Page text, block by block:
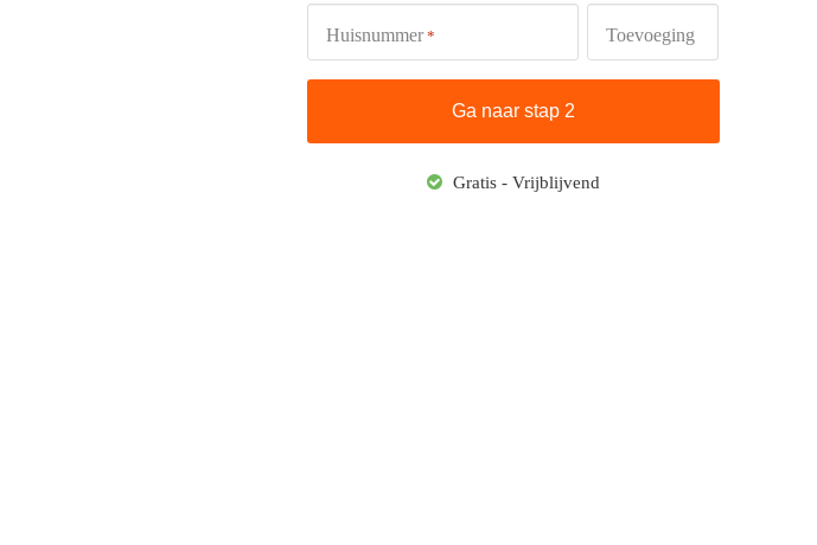
Huisnummer * Toevoeging
Gratis - Vrijblijvend